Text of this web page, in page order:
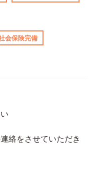
会保険完備
絡をさせていただき